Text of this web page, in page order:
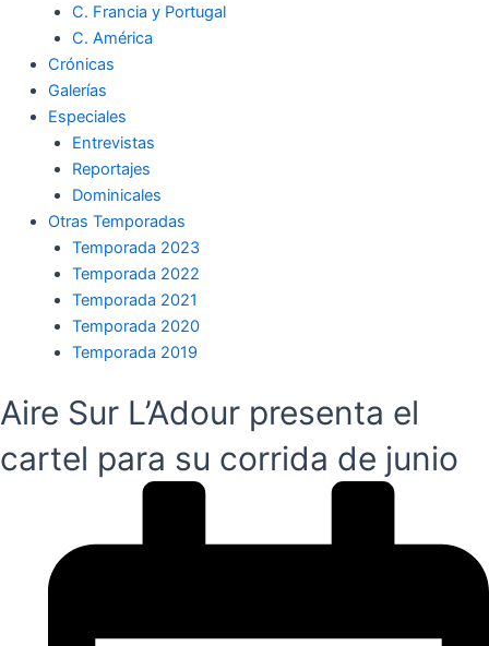
C. Francia y Portugal
C. América
Crónicas
Galerías
Especiales
Entrevistas
Reportajes
Dominicales
Otras Temporadas
Temporada 2023
Temporada 2022
Temporada 2021
Temporada 2020
Temporada 2019
Aire Sur L’Adour presenta el
cartel para su corrida de junio